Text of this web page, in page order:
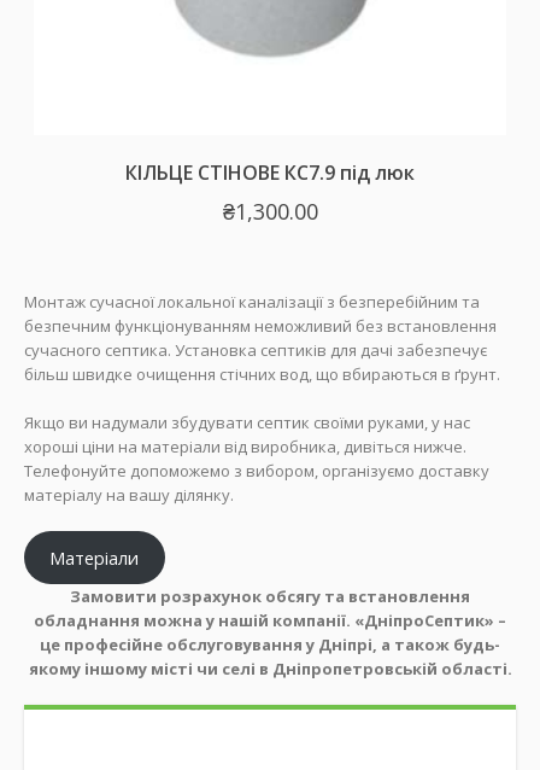
КІЛЬЦЕ СТІНОВЕ КС7.9 під люк
₴1,300.00
Монтаж сучасної локальної каналізації з безперебійним та
безпечним функціонуванням неможливий без встановлення
сучасного септика. Установка септиків для дачі забезпечує
більш швидке очищення стічних вод, що вбираються в ґрунт.
Якщо ви надумали збудувати септик своїми руками, у нас
хороші ціни на матеріали від виробника, дивіться нижче.
Телефонуйте допоможемо з вибором, організуємо доставку
матеріалу на вашу ділянку.
Матеріали
Замовити розрахунок обсягу та встановлення
обладнання можна у нашій компанії. «ДніпроСептик» –
це професійне обслуговування у Дніпрі, а також будь-
якому іншому місті чи селі в Дніпропетровській області.